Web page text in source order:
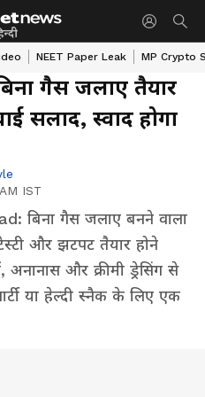
NEET Paper Leak MP Crypto
गैस जलाए तैयार
सलाद, स्वाद होगा
IST
बिना गैस जलाए बनने वाला
और झटपट तैयार होने
अनानास और क्रीमी ड्रेसिंग से
या हेल्दी स्नैक के लिए एक